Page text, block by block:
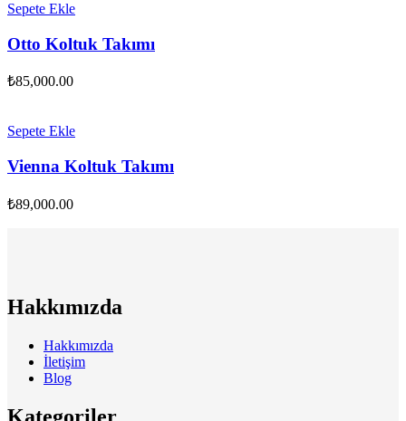
Sepete Ekle
Otto Koltuk Takımı
₺85,000.00
Sepete Ekle
Vienna Koltuk Takımı
₺89,000.00
Hakkımızda
Hakkımızda
İletişim
Blog
Kategoriler